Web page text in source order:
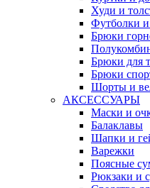
Худи и
Футболки
Брюки
Брюки для
Брюки
Шорты и
АКСЕССУАРЫ
Маски и
Балаклавы
Шапки и
Варежки
Поясные
Рюкзаки и